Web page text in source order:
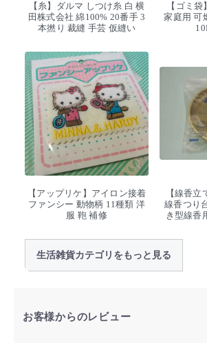
【糸】ダルマ しつけ糸 白 横
田株式会社 綿100% 20番手 3
本撚り 裁縫 手芸 仮縫い
【ゴミ
家庭用 可
【アップリケ】アイロン接着
ファンシー 動物柄 11種類 洋
服 鞄 補修
【線香立
線香つり
き型線香
生活雑貨カテゴリをもっと見る
お客様からのレビュー